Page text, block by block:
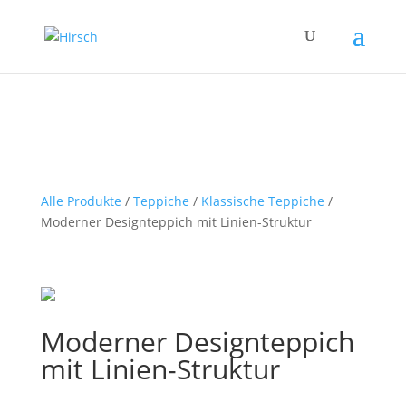
Alle Produkte / Teppiche / Klassische Teppiche /
Moderner Designteppich mit Linien-Struktur
Moderner Designteppich
mit Linien-Struktur